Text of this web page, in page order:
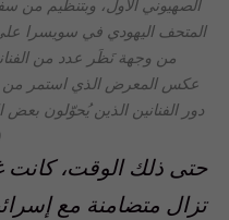
الصهيوني الأول، وبتنظيم من
المتحف اليهودي في سويسرا على
من وجهة نَظَر عدد من
دور الفنانين الذين يُحوّلون
حتى ذلك الوقت، كانت
تزال متضامنة مع